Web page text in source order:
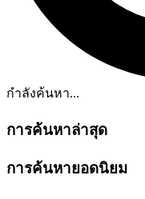
กำลังค้นหา...
การค้นหาล่าสุด
การค้นหายอดนิยม